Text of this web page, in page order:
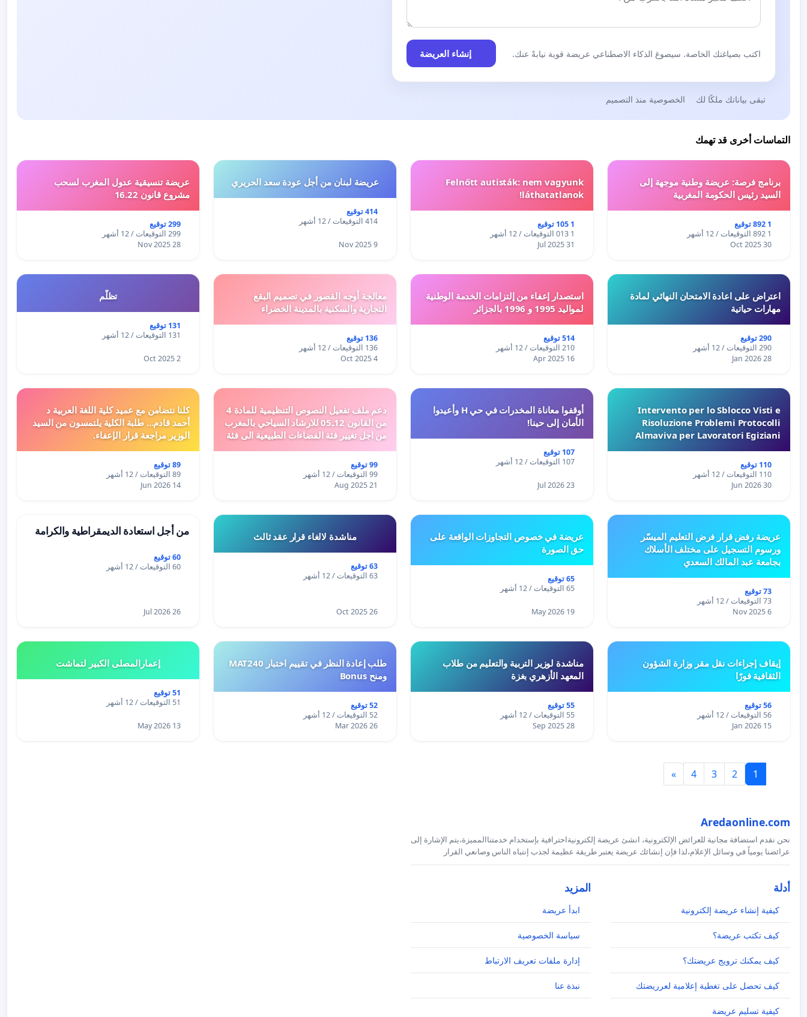
اكتب بصياغتك الخاصة. سيصوغ الذكاء الاصطناعي عريضة قوية نيابةً عنك. إنشاء العريضة
تبقى بياناتك ملكًا لك الخصوصية منذ التصميم
التماسات أخرى قد تهمك
برنامج فرصة: عريضة وطنية موجهة إلى
السيد رئيس الحكومة المغربية
1 892 توقيع
1 892 التوقيعات / 12 أشهر
30 Oct 2025
Felnőtt autisták: nem vagyunk
láthatatlanok!
1 105 توقيع
1 013 التوقيعات / 12 أشهر
31 Jul 2025
عريضة لبنان من أجل عودة سعد الحريري
414 توقيع
414 التوقيعات / 12 أشهر
9 Nov 2025
عريضة تنسيقية عدول المغرب لسحب
مشروع قانون 16.22
299 توقيع
299 التوقيعات / 12 أشهر
28 Nov 2025
اعتراض على اعادة الامتحان النهائي لمادة
مهارات حياتية
290 توقيع
290 التوقيعات / 12 أشهر
28 Jan 2026
استصدار إعفاء من إلتزامات الخدمة الوطنية
لمواليد 1995 و 1996 بالجزائر
514 توقيع
210 التوقيعات / 12 أشهر
16 Apr 2025
معالجة أوجه القصور في تصميم البقع
التجارية والسكنية بالمدينة الخضراء
136 توقيع
136 التوقيعات / 12 أشهر
4 Oct 2025
تظلّم
131 توقيع
131 التوقيعات / 12 أشهر
2 Oct 2025
Intervento per lo Sblocco Visti e
Risoluzione Problemi Protocolli
Almaviva per Lavoratori Egiziani
110 توقيع
110 التوقيعات / 12 أشهر
30 Jun 2026
أوقفوا معاناة المخدرات في حي H وأعيدوا
الأمان إلى حينا!
107 توقيع
107 التوقيعات / 12 أشهر
23 Jul 2026
دعم ملف تفعيل النصوص التنظيمية للمادة 4
من القانون 12ـ05 للارشاد السياحي بالمغرب
من اجل تغيير فئة الفضاءات الطبيعية الى فئة
99 توقيع
99 التوقيعات / 12 أشهر
21 Aug 2025
كلنا نتضامن مع عميد كلية اللغة العربية د
أحمد قادم... طلبة الكلية يلتمسون من السيد
الوزير مراجعة قرار الإعفاء.
89 توقيع
89 التوقيعات / 12 أشهر
14 Jun 2026
عريضة رفض قرار فرض التعليم الميسّر
ورسوم التسجيل على مختلف الأسلاك
بجامعة عبد المالك السعدي
73 توقيع
73 التوقيعات / 12 أشهر
6 Nov 2025
عريضة في خصوص التجاوزات الواقعة على
حق الصورة
65 توقيع
65 التوقيعات / 12 أشهر
19 May 2026
مناشدة لالغاء قرار عقد ثالث
63 توقيع
63 التوقيعات / 12 أشهر
26 Oct 2025
من أجل استعادة الديمقراطية والكرامة
60 توقيع
60 التوقيعات / 12 أشهر
26 Jul 2026
إيقاف إجراءات نقل مقر وزارة الشؤون
الثقافية فورًا
56 توقيع
56 التوقيعات / 12 أشهر
15 Jan 2026
مناشدة لوزير التربية والتعليم من طلاب
المعهد الأزهري بغزة
55 توقيع
55 التوقيعات / 12 أشهر
28 Sep 2025
طلب إعادة النظر في تقييم اختبار MAT240
ومنح Bonus
52 توقيع
52 التوقيعات / 12 أشهر
26 Mar 2026
إعمارالمصلى الكبير لتماشت
51 توقيع
51 التوقيعات / 12 أشهر
13 May 2026
1
2
3
4
»
Aredaonline.com
نحن نقدم استضافة مجانية للعرائض الإلكترونية، انشئ عريضة إلكترونيةاحترافية بإستخدام خدمتناالمميزة،يتم الإشارة إلى
عرائضنا يومياً في وسائل الإعلام،لذا فإن إنشائك عريضة يعتبر طريقة عظيمة لجذب إنتباه الناس وصانعي القرار
أدلة
كيفية إنشاء عريضة إلكترونية
كيف تكتب عريضة؟
كيف يمكنك ترويج عريضتك؟
كيف تحصل على تغطية إعلامية لعرريضتك
كيفية تسليم عريضة
المزيد
ابدأ عريضة
سياسة الخصوصية
إدارة ملفات تعريف الارتباط
نبذة عنا